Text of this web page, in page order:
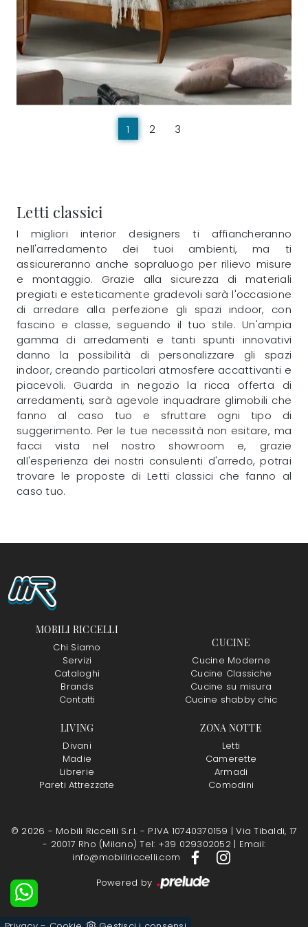
1 2 3
Letti classici
I migliori interior designers ti affiancheranno
nell'arredamento dei tuoi ambienti, ma ti
assicureranno anche sopraluogo per rilievo misure
e montaggio. Grazie alla sicurezza di materiali
pregiati e esteticamente gradevoli sarà l'occasione
di arredare alla perfezione gli spazi indoor, con
fascino e classe, seguendo il tuo stile. Un'ampia
gamma di arredamenti e tanti spunti innovativi
danno la possibilità di personalizzare gli spazi
indoor, creando particolari atmosfere accattivanti e
piacevoli. Guarda in negozio la ricca offerta di
arredamenti, sarà agevole inquadrare glimobili che
fanno al caso tuo e sfruttare ogni tipo di
suggerimento. Per le tue necessità non esitare, ma
facci vista nel nostro showroom e, grazie
all'esperienza dei nostri consulenti d'arredo, potrai
trovare le proposte di Letti classici che fanno al
caso tuo.
MOBILI RICCELLI
Chi Siamo
Servizi
Cataloghi
Brands
Contatti
CUCINE
Cucine Moderne
Cucine Classiche
Cucine su misura
Cucine shabby chic
LIVING
Divani
Madie
Librerie
Pareti Attrezzate
ZONA NOTTE
Letti
Camerette
Armadi
Comodini
© 2026 - Mobili Riccelli S.r.l. - P.IVA 10740370159 |Via Tibaldi, 17
- 20017 Rho (Milano) Tel: +39 029302052 | Email:
info@mobiliriccelli.com
Powered by